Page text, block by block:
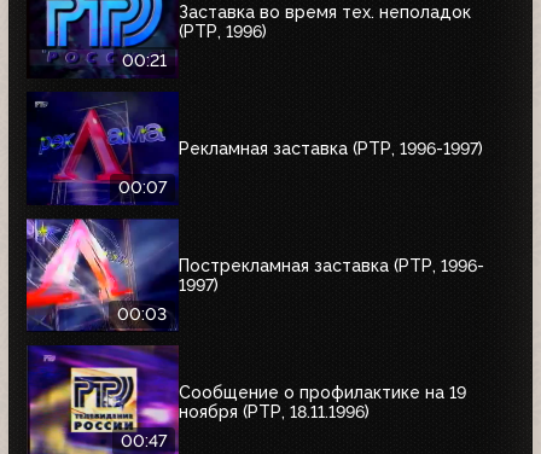
00:21
Заставка во время тех. неполадок
(РТР, 1996)
00:07
Рекламная заставка (РТР, 1996-1997)
00:03
Пострекламная заставка (РТР, 1996-
1997)
00:47
Сообщение о профилактике на 19
ноября (РТР, 18.11.1996)